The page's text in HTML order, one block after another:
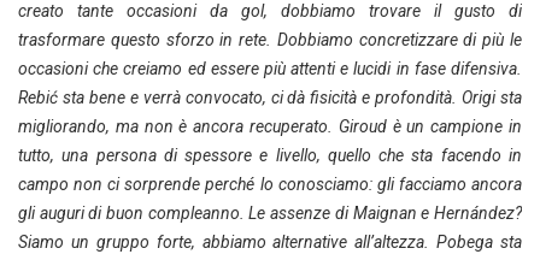
creato tante occasioni da gol, dobbiamo trovare il gusto di
trasformare questo sforzo in rete. Dobbiamo concretizzare di più le
occasioni che creiamo ed essere più attenti e lucidi in fase difensiva.
Rebić sta bene e verrà convocato, ci dà fisicità e profondità. Origi sta
migliorando, ma non è ancora recuperato. Giroud è un campione in
tutto, una persona di spessore e livello, quello che sta facendo in
campo non ci sorprende perché lo conosciamo: gli facciamo ancora
gli auguri di buon compleanno. Le assenze di Maignan e Hernández?
Siamo un gruppo forte, abbiamo alternative all’altezza. Pobega sta